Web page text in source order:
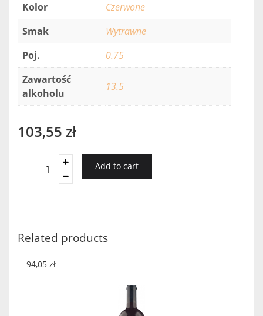
Kolor
Czerwone
Smak
Wytrawne
Poj.
0.75
Zawartość
alkoholu
13.5
103,55 zł
quantity
Add to cart
Related products
94,05 zł